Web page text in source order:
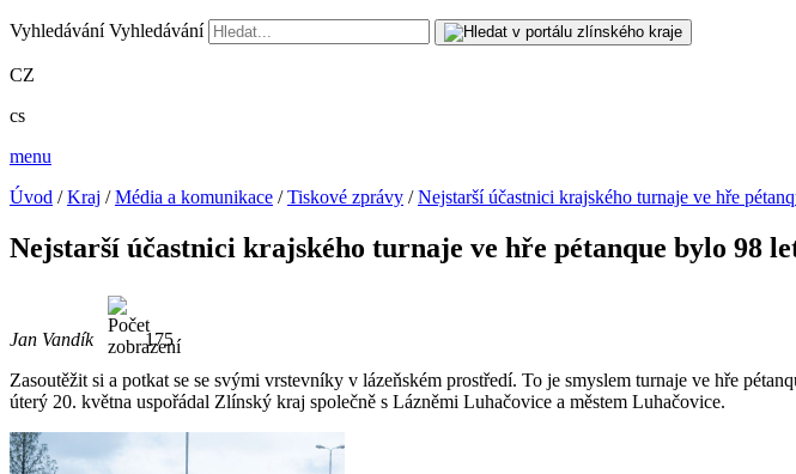
Vyhledávání Vyhledávání
CZ
cs
menu
Úvod /Kraj /Média a komunikace /Tiskové zprávy /Nejstarší účastnici krajského turnaje ve hře
Nejstarší účastnici krajského turnaje ve hře pétanque bylo 98
Jan Vandík
175
Zasoutěžit si a potkat se se svými vrstevníky v lázeňském prostředí. To je smyslem turnaje ve hře
úterý 20. května uspořádal Zlínský kraj společně s Lázněmi Luhačovice a městem Luhačovice.